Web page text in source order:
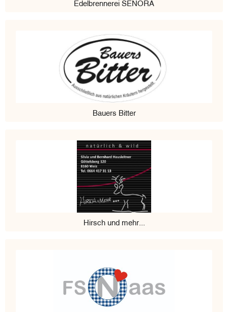
Edelbrennerei SENORA
Bauers Bitter
Hirsch und mehr...